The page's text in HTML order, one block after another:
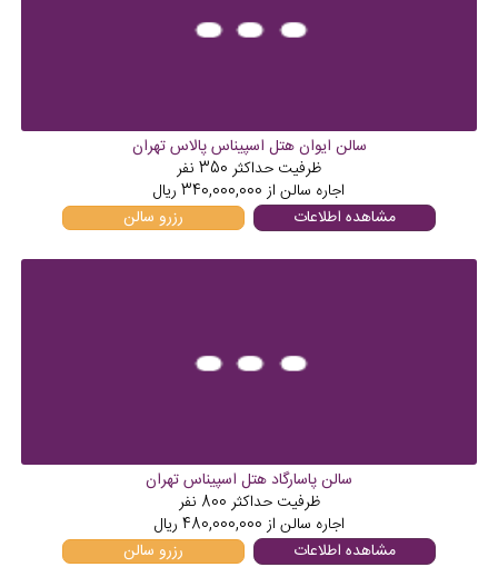
سالن ایوان هتل اسپیناس پالاس تهران
ظرفیت حداکثر 350 نفر
اجاره سالن از340,000,000 ریال
مشاهده اطلاعات
رزرو سالن
سالن پاسارگاد هتل اسپیناس تهران
ظرفیت حداکثر 800 نفر
اجاره سالن از480,000,000 ریال
مشاهده اطلاعات
رزرو سالن